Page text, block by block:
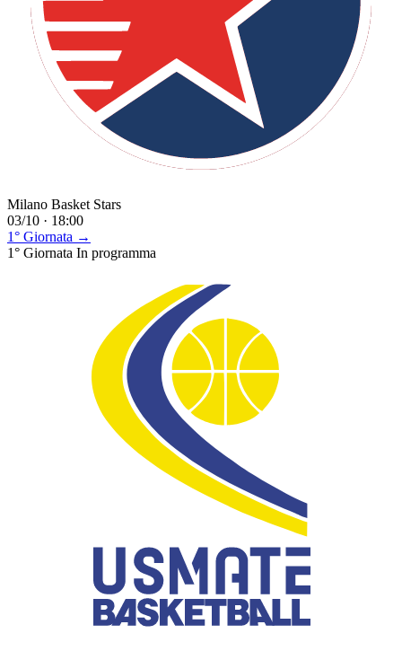
Milano Basket Stars
03/10 · 18:00
1° Giornata →
1° Giornata In programma